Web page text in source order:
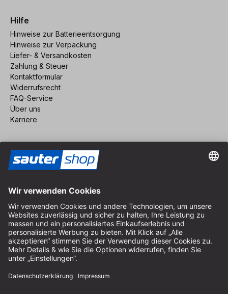
Hilfe
Hinweise zur Batterieentsorgung
Hinweise zur Verpackung
Liefer- & Versandkosten
Zahlung & Steuer
Kontaktformular
Widerrufsrecht
FAQ-Service
Über uns
Karriere
Impressum
AGB
Datenschutz
Cookie-Einstellungen
© 2026 sauter GmbH